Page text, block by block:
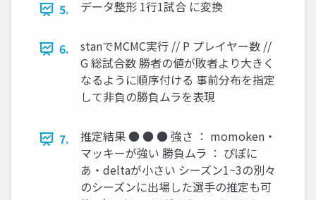
5. データ整形 1行1試合 に変換
6.
stanでMCMC実行 // P プレイヤー数 //
G 総試合数 勝者の値が敗者より大きく
なるように順序付ける 事前分布を指定
して非負の勝負ムラを表現
7.
推定結果 ● ● ● 強さ ： momoken・
マッキーが強い 勝負ムラ ： ぴぽに
あ・deltaが小さい シーズン1~3の別々
のシーズンに出場した選手の推定も可